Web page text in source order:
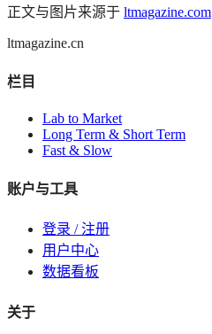
正文与图片来源于 ltmagazine.com
ltmagazine.cn
栏目
Lab to Market
Long Term & Short Term
Fast & Slow
账户与工具
登录 / 注册
用户中心
数据看板
关于